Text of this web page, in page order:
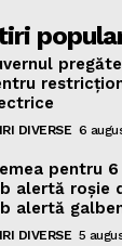
DIVERSE 6
pentru
alertă roșie
alertă
DIVERSE 5